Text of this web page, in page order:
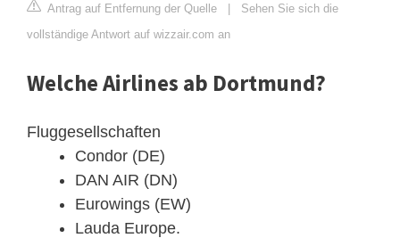
Antrag auf Entfernung der Quelle | Sehen Sie sich die
vollständige Antwort auf wizzair.com an
Welche Airlines ab Dortmund?
Fluggesellschaften
Condor (DE)
DAN AIR (DN)
Eurowings (EW)
Lauda Europe.